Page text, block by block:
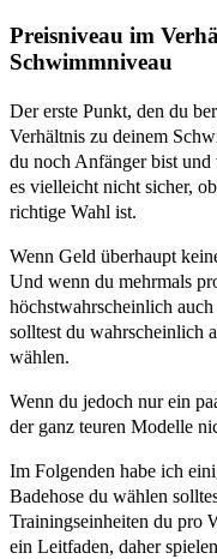
Preisniveau im
Schwimmniveau
Der erste Punkt, den du
Verhältnis zu deinem
du noch Anfänger bist und
es vielleicht nicht sicher,
richtige Wahl ist.
Wenn Geld überhaupt
Und wenn du mehrmals
höchstwahrscheinlich
solltest du wahrscheinlich
wählen.
Wenn du jedoch nur ein
der ganz teuren Modelle
Im Folgenden habe ich
Badehose du wählen
Trainingseinheiten du pro
ein Leitfaden, daher